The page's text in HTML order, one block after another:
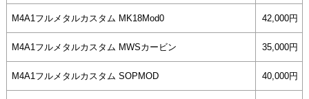
M4A1フルメタルカスタム MK18Mod0 42,000円
M4A1フルメタルカスタム MWSカービン 35,000円
M4A1フルメタルカスタム SOPMOD 40,000円